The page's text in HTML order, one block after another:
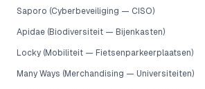
Saporo (Cyberbeveiliging — CISO)
Apidae (Biodiversiteit — Bijenkasten)
Locky (Mobiliteit — Fietsenparkeerplaatsen)
Many Ways (Merchandising — Universiteiten)